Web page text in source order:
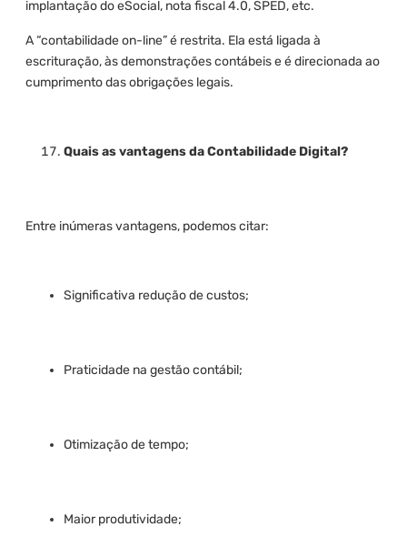
implantação do eSocial, nota fiscal 4.0, SPED, etc.
A “contabilidade on-line” é restrita. Ela está ligada à
escrituração, às demonstrações contábeis e é direcionada ao
cumprimento das obrigações legais.
Quais as vantagens da Contabilidade Digital?
Entre inúmeras vantagens, podemos citar:
Significativa redução de custos;
Praticidade na gestão contábil;
Otimização de tempo;
Maior produtividade;